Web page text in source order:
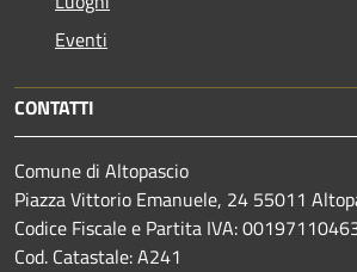
Eventi
CONTATTI
Comune di Altopascio
Piazza Vittorio Emanuele, 24 55011
Codice Fiscale e Partita IVA:
Cod. Catastale: A241